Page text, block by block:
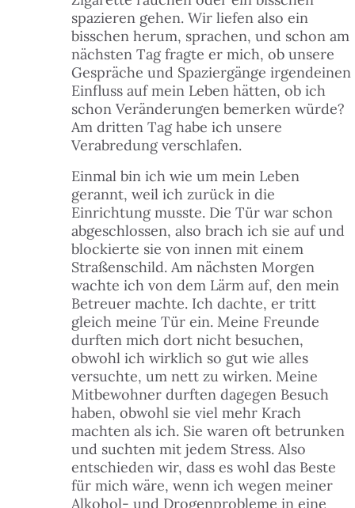
spazieren gehen. Wir liefen also ein
bisschen herum, sprachen, und schon am
nächsten Tag fragte er mich, ob unsere
Gespräche und Spaziergänge irgendeinen
Einfluss auf mein Leben hätten, ob ich
schon Veränderungen bemerken würde?
Am dritten Tag habe ich unsere
Verabredung verschlafen.
Einmal bin ich wie um mein Leben
gerannt, weil ich zurück in die
Einrichtung musste. Die Tür war schon
abgeschlossen, also brach ich sie auf und
blockierte sie von innen mit einem
Straßenschild. Am nächsten Morgen
wachte ich von dem Lärm auf, den mein
Betreuer machte. Ich dachte, er tritt
gleich meine Tür ein. Meine Freunde
durften mich dort nicht besuchen,
obwohl ich wirklich so gut wie alles
versuchte, um nett zu wirken. Meine
Mitbewohner durften dagegen Besuch
haben, obwohl sie viel mehr Krach
machten als ich. Sie waren oft betrunken
und suchten mit jedem Stress. Also
entschieden wir, dass es wohl das Beste
für mich wäre, wenn ich wegen meiner
Alkohol- und Drogenprobleme in eine